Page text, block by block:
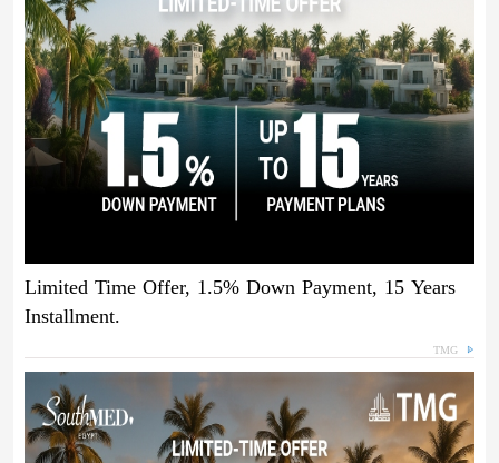
Limited Time Offer, 1.5% Down Payment, 15 Years
Installment.
TMG